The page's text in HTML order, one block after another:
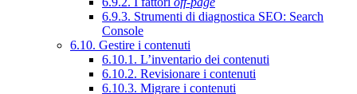
6.9.3. Strumenti di diagnostica SEO: Search
Console
6.10. Gestire i contenuti
6.10.1. L’inventario dei contenuti
6.10.2. Revisionare i contenuti
6.10.3. Migrare i contenuti